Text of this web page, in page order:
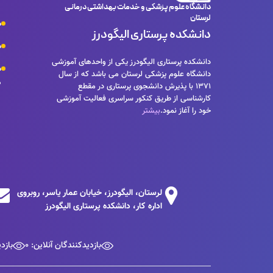
دانشگاه علوم پزشکی و خدمات بهداشتی درمانی
لرستان
دانشکده پرستاری الیگودرز
دانشکده پرستاری الیگودرز یکی از واحدهای آموزشی
دانشگاه علوم پزشکی لرستان می باشد که از سال
1371 با پذیرش دانشجوی پرستاری در مقطع
کارشناسی از طریق کنکور سراسری فعالیت آموزشی
خود را آغاز نمود.بیشتر
لرستان، الیگودرز، خیابان عمار یاسر، روبروی
اداره کار، دانشکده پرستاری الیگودرز
بازدیدکنندگان آنلاین: 0